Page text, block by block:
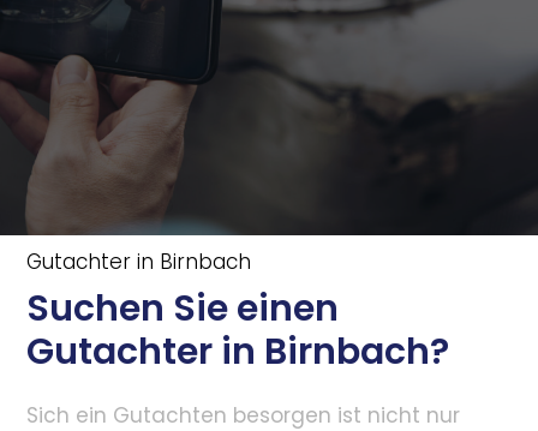
Gutachter in Birnbach
Suchen Sie einen
Gutachter in Birnbach?
Sich ein Gutachten besorgen ist nicht nur